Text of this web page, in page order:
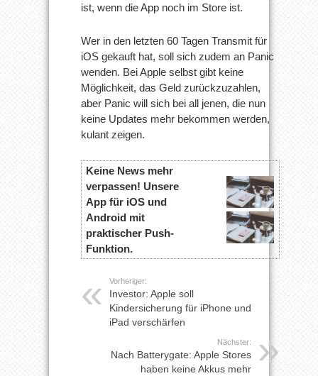
ist, wenn die App noch im Store ist.
Wer in den letzten 60 Tagen Transmit für
iOS gekauft hat, soll sich zudem an Panic
wenden. Bei Apple selbst gibt keine
Möglichkeit, das Geld zurückzuzahlen,
aber Panic will sich bei all jenen, die nun
keine Updates mehr bekommen werden,
kulant zeigen.
Keine News mehr
verpassen! Unsere
App für iOS und
Android mit
praktischer Push-
Funktion.
Vorheriger:
Investor: Apple soll
Kindersicherung für iPhone und
iPad verschärfen
Nächster:
Nach Batterygate: Apple Stores
haben keine Akkus mehr